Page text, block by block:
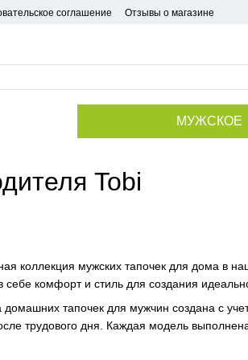
соглашение Отзывы о магазине
МУЖСКОЕ
Tobi
коллекция мужских тапочек для дома в
себе комфорт и стиль для создания
тапочек для мужчин создана с
трудового дня. Каждая модель